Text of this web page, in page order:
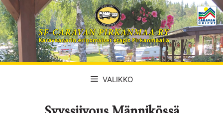
Siirry
sisältöön
VALIKKO